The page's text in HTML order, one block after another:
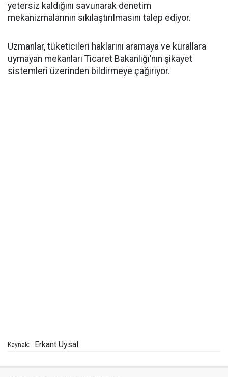
yetersiz kaldığını savunarak denetim
mekanizmalarının sıkılaştırılmasını talep ediyor.
Uzmanlar, tüketicileri haklarını aramaya ve kurallara
uymayan mekanları Ticaret Bakanlığı’nın şikayet
sistemleri üzerinden bildirmeye çağırıyor.
Kaynak: Erkant Uysal